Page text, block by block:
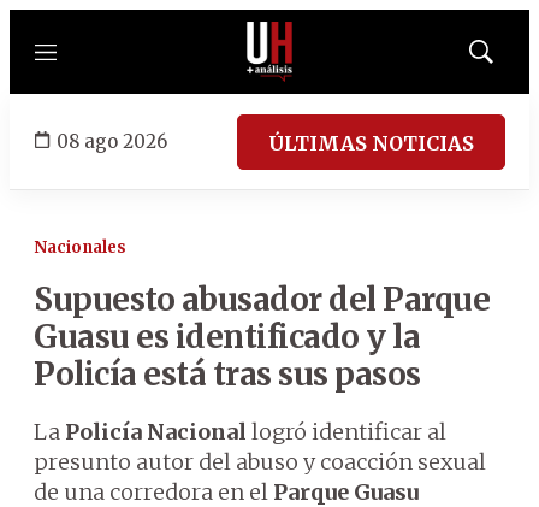
Menú
Mostrar
08 ago 2026 ÚLTIMAS NOTICIAS
Nacionales
Supuesto abusador del Parque
Guasu es identificado y la
Policía está tras sus pasos
La Policía Nacional logró identificar al
presunto autor del abuso y coacción sexual
de una corredora en el Parque Guasu